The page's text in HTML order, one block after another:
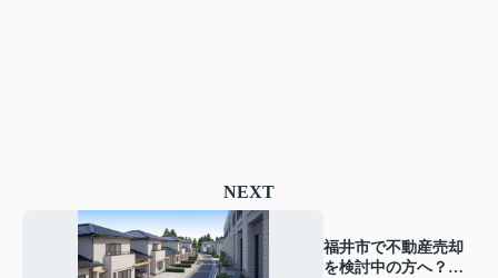
NEXT
福井市で不動産売却
を検討中の方へ？瑕